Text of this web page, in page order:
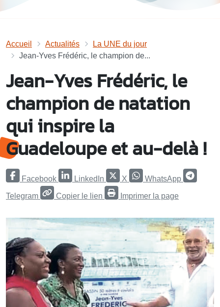
Accueil Actualités
La UNE du jour
Jean-Yves Frédéric, le champion de...
Jean-Yves Frédéric, le
champion de natation
qui inspire la
Guadeloupe et au-delà !
Facebook LinkedIn X WhatsApp
Telegram Copier le lien Imprimer la page